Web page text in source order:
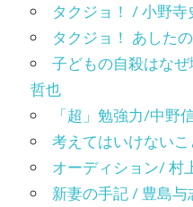
タクジョ！ / 小野寺
タクジョ！ あした
子どもの自殺はな
哲也
「超」勉強力/中野
考えてはいけない
オーディション/ 村
新妻の手記 / 豊島与